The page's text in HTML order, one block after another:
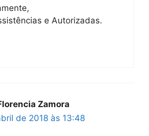
e Autorizadas.
Zamora
de 2018 às 13:48